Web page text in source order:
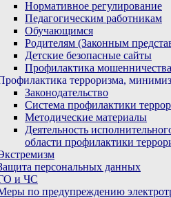
Нормативное регулирование
Педагогическим работникам
Обучающимся
Родителям (Законным
Детские безопасные сайты
Профилактика мошенничества
терроризма,
Законодательство
Система профилактики
Методические материалы
Деятельность
области профилактики
персональных данных
и ЧС
по предупреждению